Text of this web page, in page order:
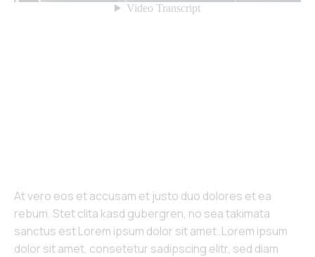
At vero eos et accusam et justo duo dolores et ea
rebum. Stet clita kasd gubergren, no sea takimata
sanctus est Lorem ipsum dolor sit amet. Lorem ipsum
dolor sit amet, consetetur sadipscing elitr, sed diam